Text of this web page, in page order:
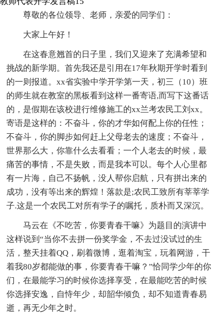
尊敬的各位领导、老师，亲爱的同学们：
大家上午好！
在这春意翘首的日子里，我们又迎来了充满希望和
挑战的新学期。首先我还是引用在17年秋期开学时看到
的一则报道。xx省实验中学开学第一天，初三（10）班
的师生就在教室的黑板看到这样一番寄语,而写下这番话
的，是假期在该校进行维修施工的xx兰考农民工刘xx。
寄语是这样的：不奋斗，你的才华如何配上你的任性；
不奋斗，你的脚步如何赶上父母老去的速度；不奋斗，
世界那么大，你靠什么去看看；一个人老去的时候，最
痛苦的事情，不是失败，而是我本可以。每个人心里都
有一片海，自己不扬帆，没人帮你启航，只有拼出来的
成功，没有等出来的辉煌！落款是;农民工致所有莘莘学
子.这是一个农民工对所有学子的嘱托，质朴而又深沉。
马云在《不吃苦，你要青春干嘛》为题目的演讲中
这样说到“当你不去拼一份奖学金，不去过没试过的生
活，整天挂着QQ，刷着微博，逛着淘宝，玩着网游，干
着我80岁都能做的事，你要青春干嘛？”恰同学少年的你
们，在最能学习的时候你选择享受，在最能吃苦的时候
你选择安逸，自恃年少，却韶华倾负，却不知道青春易
逝，再无少年之时。